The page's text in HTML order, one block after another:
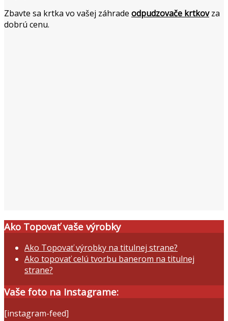
Zbavte sa krtka vo vašej záhrade odpudzovače krtkovza
dobrú cenu.
Ako Topovať vaše výrobky
Ako Topovať výrobky na titulnej strane?
Ako topovať celú tvorbu banerom na titulnej
strane?
Vaše foto na Instagrame:
[instagram-feed]